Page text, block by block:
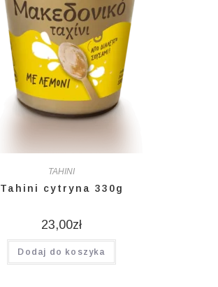
TAHINI
Tahini cytryna 330g
23,00zł
Dodaj do koszyka